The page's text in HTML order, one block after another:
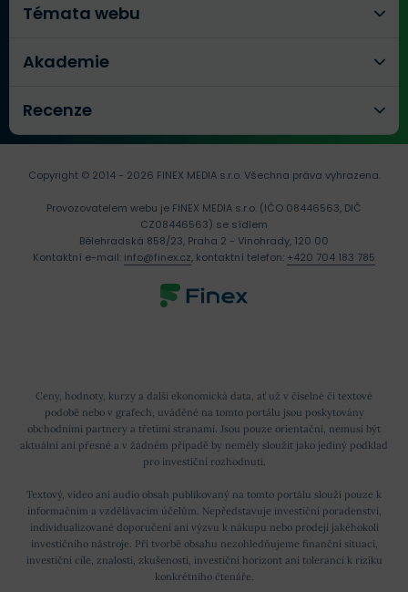
Témata webu
Akademie
Recenze
Ceny, hodnoty, kurzy a další ekonomická data, ať už v číselné či textové
podobě nebo v grafech, uváděné na tomto portálu jsou poskytovány
obchodními partnery a třetími stranami. Jsou pouze orientační, nemusí být
aktuální ani přesné a v žádném případě by neměly sloužit jako jediný podklad
pro investiční rozhodnutí.
Textový, video ani audio obsah publikovaný na tomto portálu slouží pouze k
informačním a vzdělávacím účelům. Nepředstavuje investiční poradenství,
individualizované doporučení ani výzvu k nákupu nebo prodeji jakéhokoli
investičního nástroje. Při tvorbě obsahu nezohledňujeme finanční situaci,
investiční cíle, znalosti, zkušenosti, investiční horizont ani toleranci k riziku
konkrétního čtenáře.
Copyright © 2014 - 2026 FINEX MEDIA s.r.o.Všechna práva vyhrazena.
Provozovatelem webu je FINEX MEDIA s.r.o. (IČO 08446563, DIČ
CZ08446563) se sídlem
Bělehradská 858/23, Praha 2 - Vinohrady, 120 00
Kontaktní e-mail: info@finex.cz, kontaktní telefon: +420 704 183 785